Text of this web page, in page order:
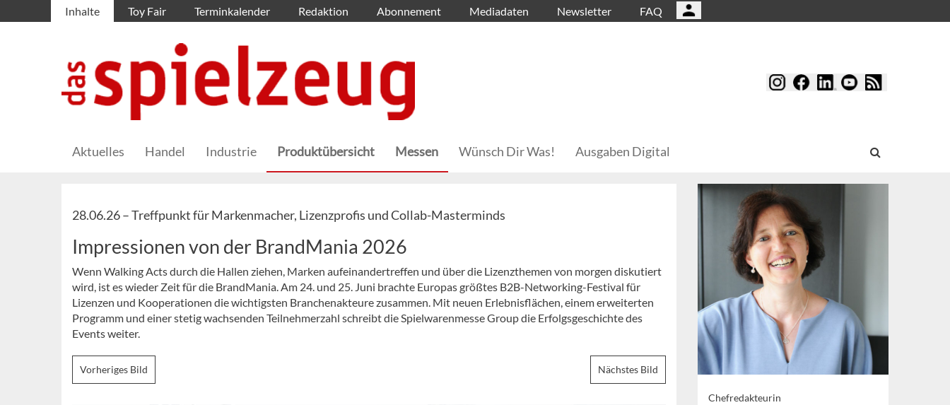
Inhalte Toy Fair Terminkalender Redaktion Abonnement Mediadaten Newsletter FAQ
Aktuelles Handel Industrie Produktübersicht Messen Wünsch Dir Was! Ausgaben Digital
28.06.26 –Treffpunkt für Markenmacher, Lizenzprofis und Collab-Masterminds
Impressionen von der BrandMania 2026
Wenn Walking Acts durch die Hallen ziehen, Marken aufeinandertreffen und über die Lizenzthemen von morgen diskutiert
wird, ist es wieder Zeit für die BrandMania. Am 24. und 25. Juni brachte Europas größtes B2B-Networking-Festival für
Lizenzen und Kooperationen die wichtigsten Branchenakteure zusammen. Mit neuen Erlebnisflächen, einem erweiterten
Programm und einer stetig wachsenden Teilnehmerzahl schreibt die Spielwarenmesse Group die Erfolgsgeschichte des
Events weiter.
Vorheriges Bild Nächstes Bild
Chefredakteurin